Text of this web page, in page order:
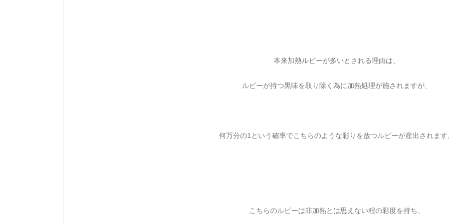
本来加熱ルビーが多いとされる理由は、
ルビーが持つ黒味を取り除く為に加熱処理が施されますが、
何万分の1という確率でこちらのような彩りを放つルビーが産出されます
こちらのルビーは非加熱とは思えない程の彩度を持ち、